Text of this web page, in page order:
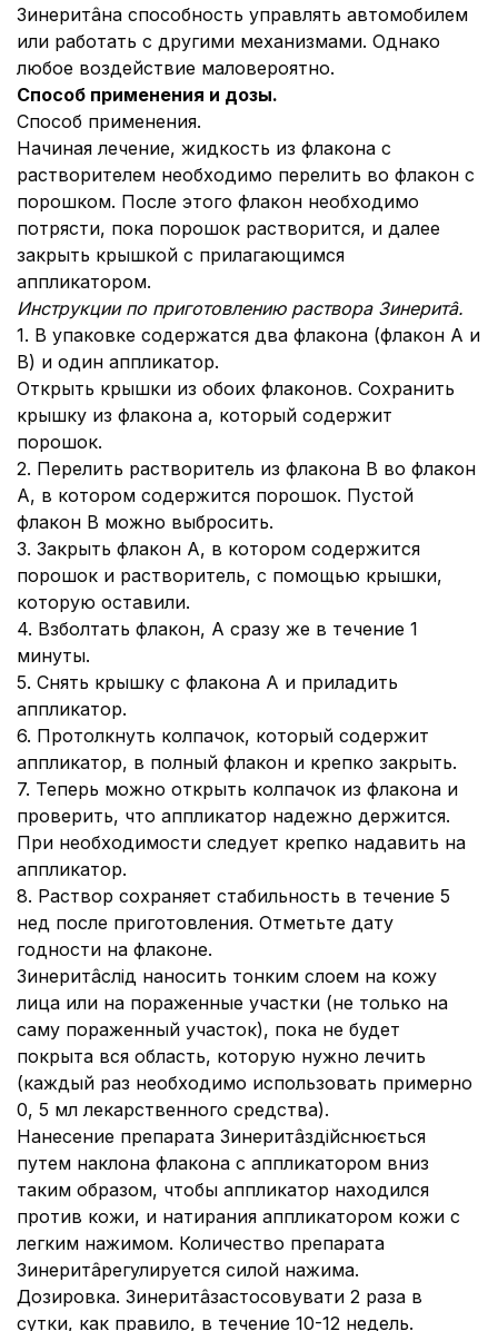
Зинеритâна способность управлять автомобилем
или работать с другими механизмами. Однако
любое воздействие маловероятно.
Способ применения и дозы.
Способ применения.
Начиная лечение, жидкость из флакона с
растворителем необходимо перелить во флакон с
порошком. После этого флакон необходимо
потрясти, пока порошок растворится, и далее
закрыть крышкой с прилагающимся
аппликатором.
Инструкции по приготовлению раствора Зинеритâ.
1. В упаковке содержатся два флакона (флакон А и
В) и один аппликатор.
Открыть крышки из обоих флаконов. Сохранить
крышку из флакона а, который содержит
порошок.
2. Перелить растворитель из флакона В во флакон
А, в котором содержится порошок. Пустой
флакон В можно выбросить.
3. Закрыть флакон А, в котором содержится
порошок и растворитель, с помощью крышки,
которую оставили.
4. Взболтать флакон, А сразу же в течение 1
минуты.
5. Снять крышку с флакона А и приладить
аппликатор.
6. Протолкнуть колпачок, который содержит
аппликатор, в полный флакон и крепко закрыть.
7. Теперь можно открыть колпачок из флакона и
проверить, что аппликатор надежно держится.
При необходимости следует крепко надавить на
аппликатор.
8. Раствор сохраняет стабильность в течение 5
нед после приготовления. Отметьте дату
годности на флаконе.
Зинеритâслід наносить тонким слоем на кожу
лица или на пораженные участки (не только на
саму пораженный участок), пока не будет
покрыта вся область, которую нужно лечить
(каждый раз необходимо использовать примерно
0, 5 мл лекарственного средства).
Нанесение препарата Зинеритâздійснюється
путем наклона флакона с аппликатором вниз
таким образом, чтобы аппликатор находился
против кожи, и натирания аппликатором кожи с
легким нажимом. Количество препарата
Зинеритâрегулируется силой нажима.
Дозировка. Зинеритâзастосовувати 2 раза в
сутки, как правило, в течение 10-12 недель.